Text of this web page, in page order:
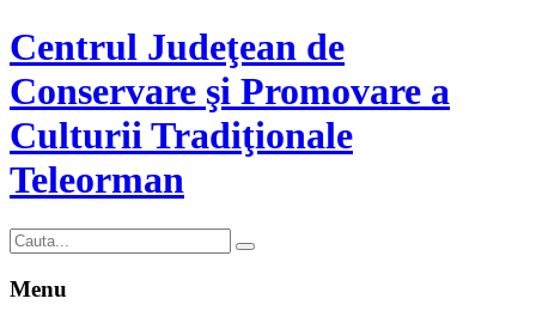
Centrul Judeţean de
Conservare şi Promovare a
Culturii Tradiţionale
Teleorman
Menu